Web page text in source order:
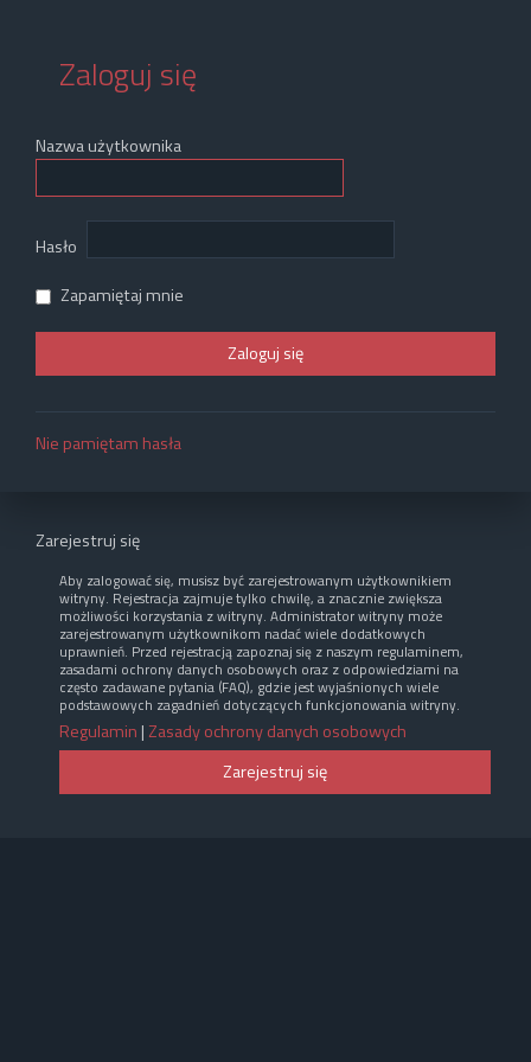
Zaloguj się
Nazwa użytkownika
Hasło
Zapamiętaj mnie
Nie pamiętam hasła
Zarejestruj się
Aby zalogować się, musisz być zarejestrowanym użytkownikiem
witryny. Rejestracja zajmuje tylko chwilę, a znacznie zwiększa
możliwości korzystania z witryny. Administrator witryny może
zarejestrowanym użytkownikom nadać wiele dodatkowych
uprawnień. Przed rejestracją zapoznaj się z naszym regulaminem,
zasadami ochrony danych osobowych oraz z odpowiedziami na
często zadawane pytania (FAQ), gdzie jest wyjaśnionych wiele
podstawowych zagadnień dotyczących funkcjonowania witryny.
Regulamin | Zasady ochrony danych osobowych
Zarejestruj się